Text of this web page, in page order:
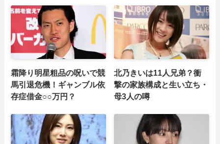
霜降り明星粗品の呪いで競
馬引退危機！ギャンブル依
存症借金○○万円？
北乃きいは11人兄弟？衝
撃の家族構成と生い立ち・
母3人の噂